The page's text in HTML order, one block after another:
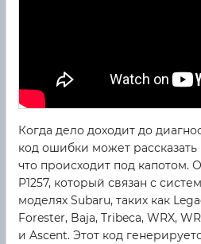
Когда дело доходит до
код ошибки может
что происходит под капотом.
P1257, который связан с
моделях Subaru, таких как
Forester, Baja, Tribeca, WRX,
и Ascent. Этот код